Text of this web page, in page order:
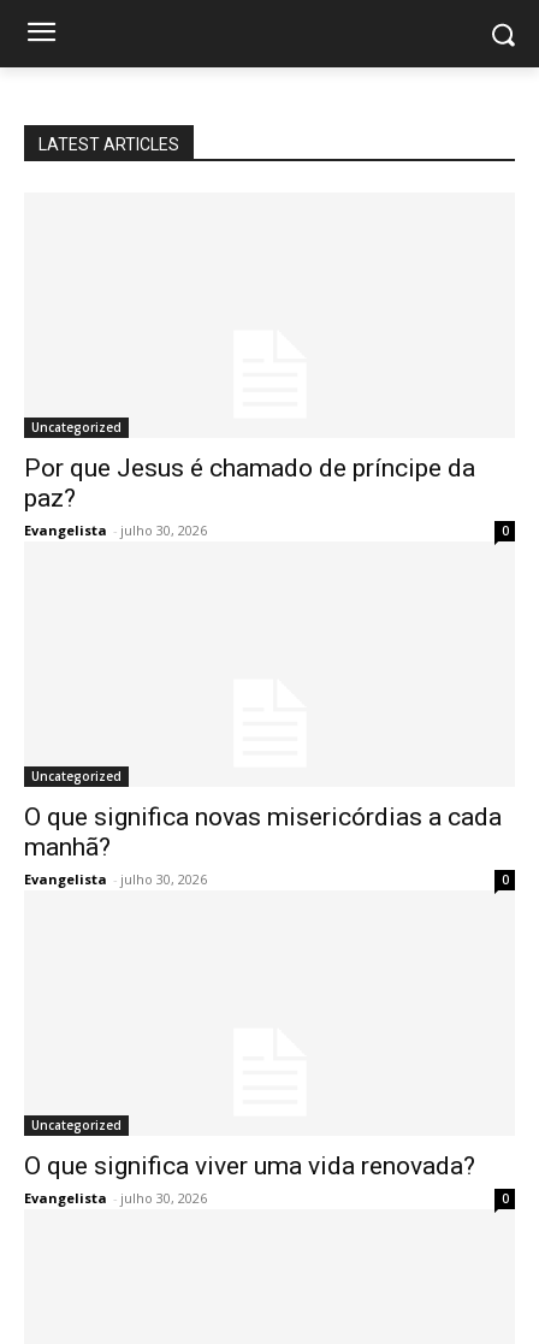
LATEST ARTICLES
Uncategorized
Por que Jesus é chamado de príncipe da
paz?
Evangelista - julho 30, 2026 0
Uncategorized
O que significa novas misericórdias a cada
manhã?
Evangelista - julho 30, 2026 0
Uncategorized
O que significa viver uma vida renovada?
Evangelista - julho 30, 2026 0